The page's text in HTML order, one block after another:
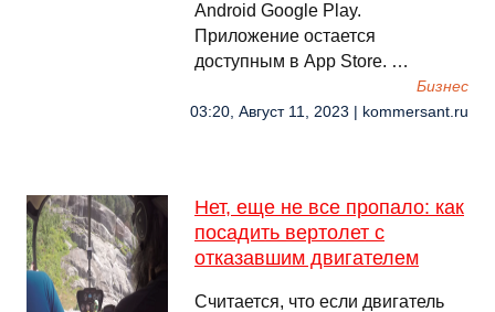
Android Google Play.
Приложение остается
доступным в App Store. …
Бизнес
03:20, Август 11, 2023 | kommersant.ru
Нет, еще не все пропало: как
посадить вертолет с
отказавшим двигателем
Считается, что если двигатель